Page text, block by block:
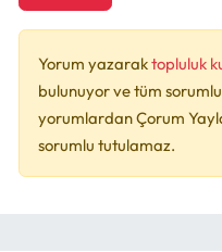
Yorum yazaraktopluluk
bulunuyor ve tüm
yorumlardan Çorum
sorumlu tutulamaz.